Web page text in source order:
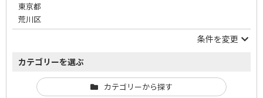
東京都
荒川区
条件を変更
カテゴリーを選ぶ
カテゴリーから探す